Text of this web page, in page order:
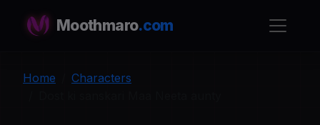
Moothmaro.com
Home
Characters